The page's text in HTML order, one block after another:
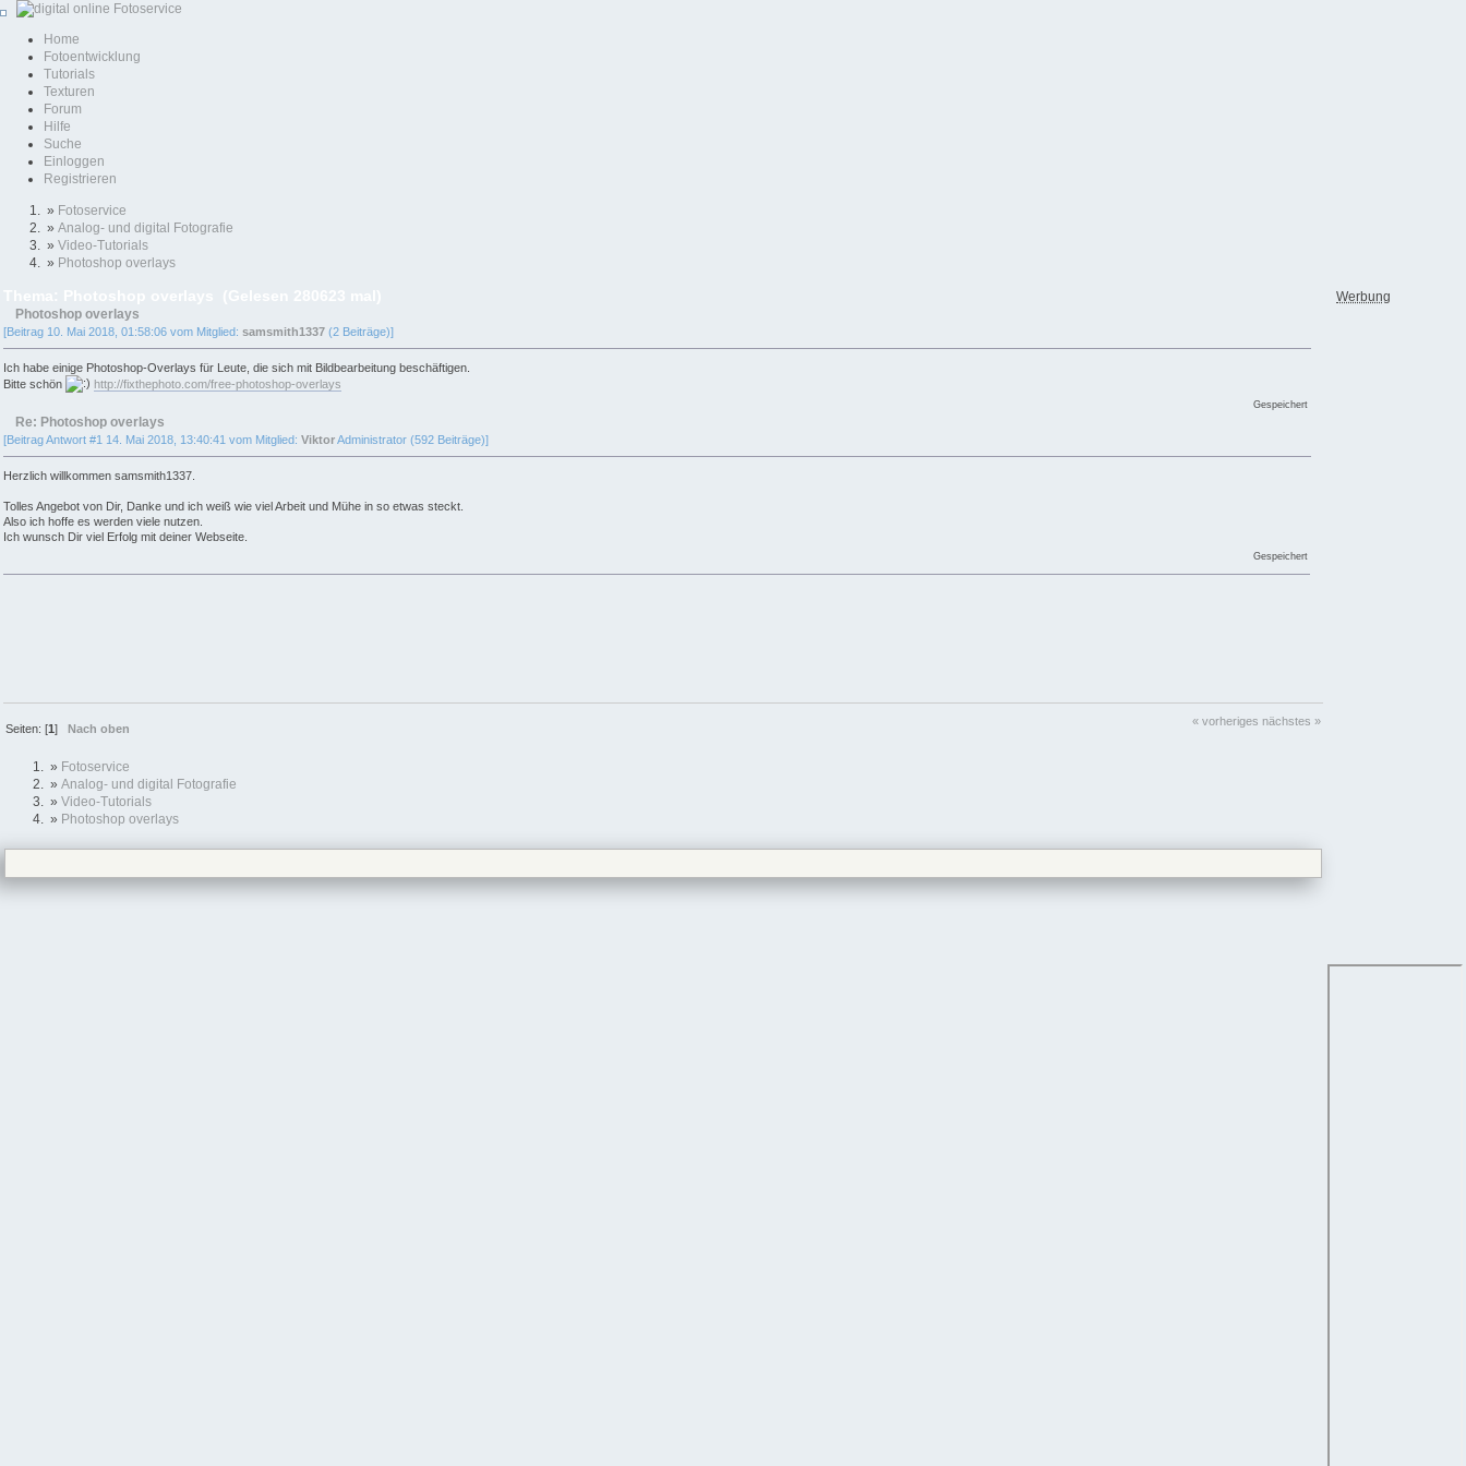
Home
Fotoentwicklung
Tutorials
Texturen
Forum
Hilfe
Suche
Einloggen
Registrieren
» Fotoservice
» Analog- und digital Fotografie
» Video-Tutorials
» Photoshop overlays
Photoshop overlays
[Beitrag 10. Mai 2018, 01:58:06 vom Mitglied: samsmith1337 (2 Beiträge)]
Ich habe einige Photoshop-Overlays für Leute, die sich mit Bildbearbeitung beschäftigen.
Bitte schön
http://fixthephoto.com/free-photoshop-overlays
Gespeichert
Re: Photoshop overlays
[Beitrag Antwort #1 14. Mai 2018, 13:40:41 vom Mitglied: ViktorAdministrator (592 Beiträge)]
Herzlich willkommen samsmith1337.
Tolles Angebot von Dir, Danke und ich weiß wie viel Arbeit und Mühe in so etwas steckt.
Also ich hoffe es werden viele nutzen.
Ich wunsch Dir viel Erfolg mit deiner Webseite.
Gespeichert
Seiten: [1]Nach oben
« vorheriges nächstes »
» Fotoservice
» Analog- und digital Fotografie
» Video-Tutorials
» Photoshop overlays
Werbung